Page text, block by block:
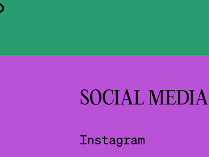
SOCIAL MEDIA
Instagram